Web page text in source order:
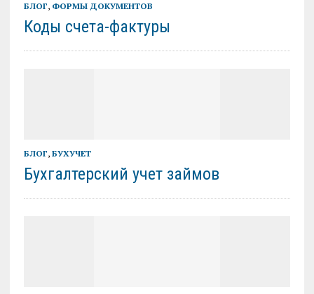
БЛОГ, ФОРМЫ ДОКУМЕНТОВ
Коды счета-фактуры
БЛОГ, БУХУЧЕТ
Бухгалтерский учет займов